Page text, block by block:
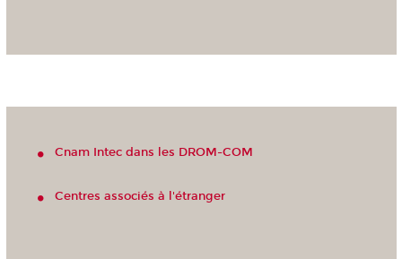
Cnam Intec dans les DROM-COM
Centres associés à l'étranger